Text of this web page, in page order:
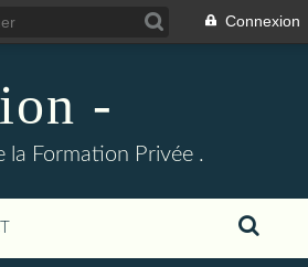
Connexion
-
la Formation Privée .